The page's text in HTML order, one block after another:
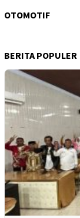
OTOMOTIF
BERITA POPULER